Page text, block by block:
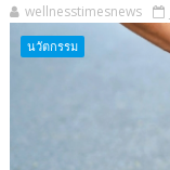
wellnesstimesnews
นวัตกรรม